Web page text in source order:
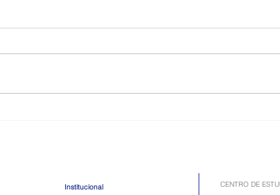
Institucional
CENTRO DE